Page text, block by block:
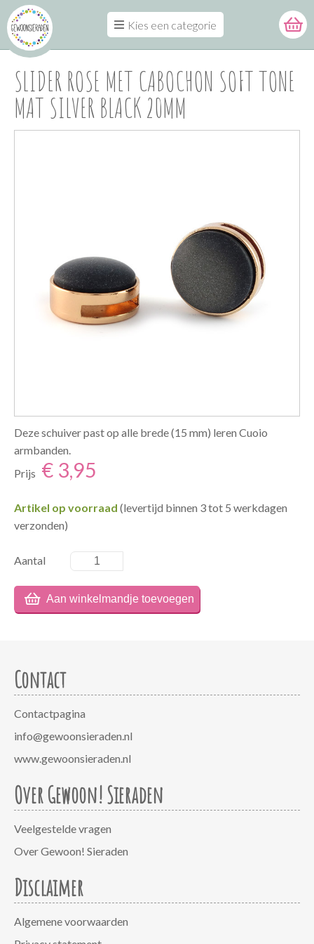
Kies een categorie
SLIDER ROSE MET CABOCHON SOFT TONE
MAT SILVER BLACK 20MM
Deze schuiver past op alle brede (15 mm) leren Cuoio
armbanden.
Prijs € 3,95
Artikel op voorraad (levertijd binnen 3 tot 5 werkdagen
verzonden)
Aantal
Contact
Contactpagina
info@gewoonsieraden.nl
www.gewoonsieraden.nl
Over Gewoon! Sieraden
Veelgestelde vragen
Over Gewoon! Sieraden
Disclaimer
Algemene voorwaarden